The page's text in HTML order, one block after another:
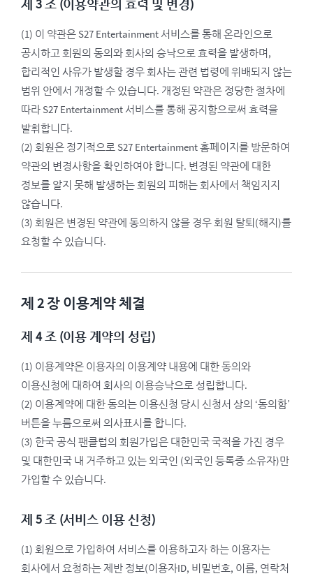
제 3 조 (이용약관의 효력 및 변경)
(1) 이 약관은 S27 Entertainment 서비스를 통해 온라인으로
공시하고 회원의 동의와 회사의 승낙으로 효력을 발생하며,
합리적인 사유가 발생할 경우 회사는 관련 법령에 위배되지 않는
범위 안에서 개정할 수 있습니다. 개정된 약관은 정당한 절차에
따라 S27 Entertainment 서비스를 통해 공지함으로써 효력을
발휘합니다.
(2) 회원은 정기적으로 S27 Entertainment 홈페이지를 방문하여
약관의 변경사항을 확인하여야 합니다. 변경된 약관에 대한
정보를 알지 못해 발생하는 회원의 피해는 회사에서 책임지지
않습니다.
(3) 회원은 변경된 약관에 동의하지 않을 경우 회원 탈퇴(해지)를
요청할 수 있습니다.
제 2 장 이용계약 체결
제 4 조 (이용 계약의 성립)
(1) 이용계약은 이용자의 이용계약 내용에 대한 동의와
이용신청에 대하여 회사의 이용승낙으로 성립합니다.
(2) 이용계약에 대한 동의는 이용신청 당시 신청서 상의 ‘동의함’
버튼을 누름으로써 의사표시를 합니다.
(3) 한국 공식 팬클럽의 회원가입은 대한민국 국적을 가진 경우
및 대한민국 내 거주하고 있는 외국인 (외국인 등록증 소유자)만
가입할 수 있습니다.
제 5 조 (서비스 이용 신청)
(1) 회원으로 가입하여 서비스를 이용하고자 하는 이용자는
회사에서 요청하는 제반 정보(이용자ID, 비밀번호, 이름, 연락처